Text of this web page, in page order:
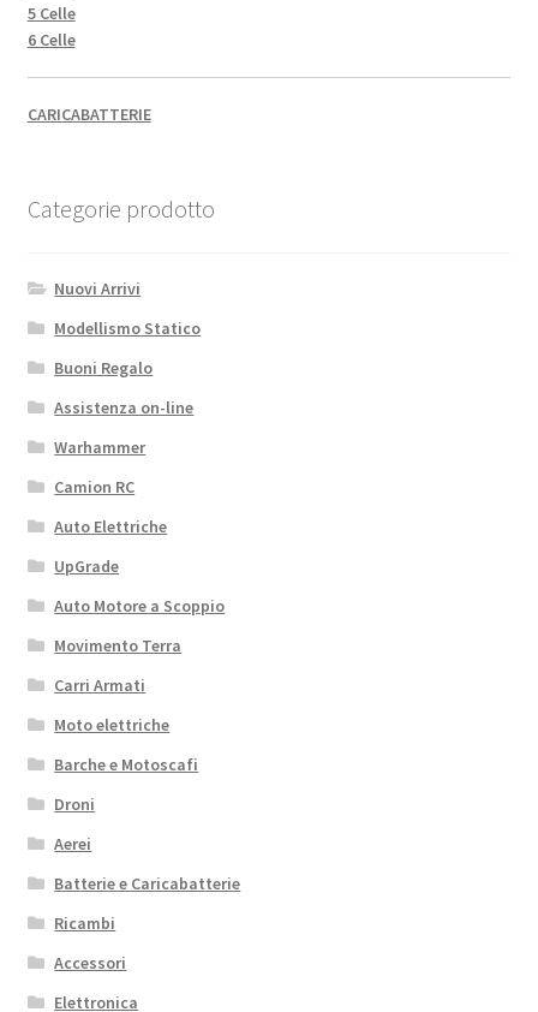
5 Celle
6 Celle
CARICABATTERIE
Categorie prodotto
Nuovi Arrivi
Modellismo Statico
Buoni Regalo
Assistenza on-line
Warhammer
Camion RC
Auto Elettriche
UpGrade
Auto Motore a Scoppio
Movimento Terra
Carri Armati
Moto elettriche
Barche e Motoscafi
Droni
Aerei
Batterie e Caricabatterie
Ricambi
Accessori
Elettronica